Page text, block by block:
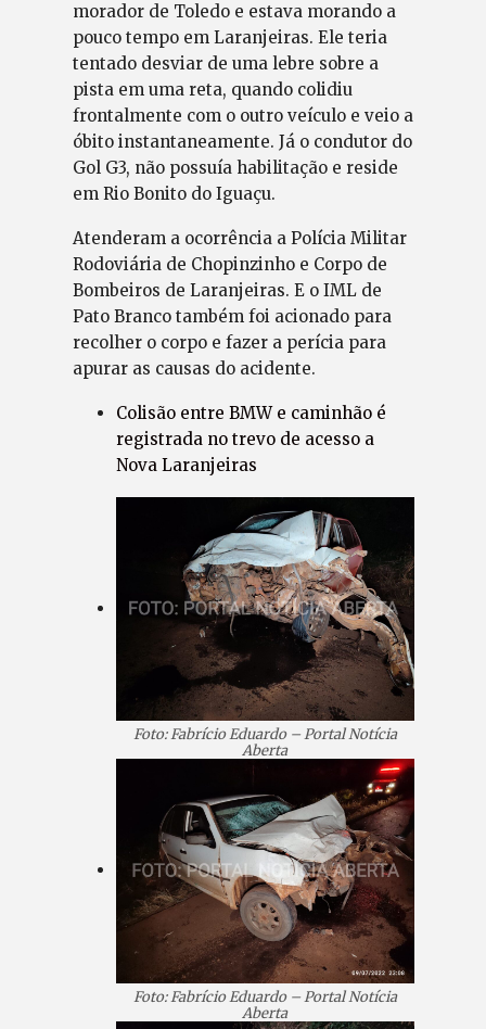
morador de Toledo e estava morando a
pouco tempo em Laranjeiras. Ele teria
tentado desviar de uma lebre sobre a
pista em uma reta, quando colidiu
frontalmente com o outro veículo e veio a
óbito instantaneamente. Já o condutor do
Gol G3, não possuía habilitação e reside
em Rio Bonito do Iguaçu.
Atenderam a ocorrência a Polícia Militar
Rodoviária de Chopinzinho e Corpo de
Bombeiros de Laranjeiras. E o IML de
Pato Branco também foi acionado para
recolher o corpo e fazer a perícia para
apurar as causas do acidente.
Colisão entre BMW e caminhão é
registrada no trevo de acesso a
Nova Laranjeiras
Foto: Fabrício Eduardo – Portal Notícia
Aberta
Foto: Fabrício Eduardo – Portal Notícia
Aberta